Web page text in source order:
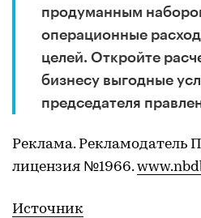
продуманным
операционные
целей. Откройте
бизнесу выгодные
председателя
Реклама. Рекламодатель
лицензия №1966.
Источник